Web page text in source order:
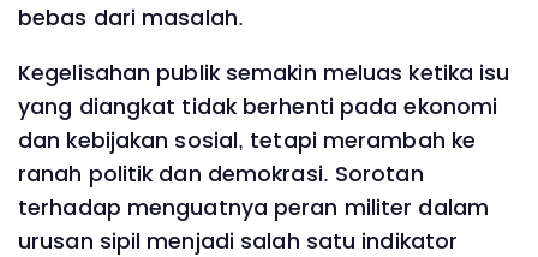
bebas dari masalah.
Kegelisahan publik semakin meluas ketika isu
yang diangkat tidak berhenti pada ekonomi
dan kebijakan sosial, tetapi merambah ke
ranah politik dan demokrasi. Sorotan
terhadap menguatnya peran militer dalam
urusan sipil menjadi salah satu indikator